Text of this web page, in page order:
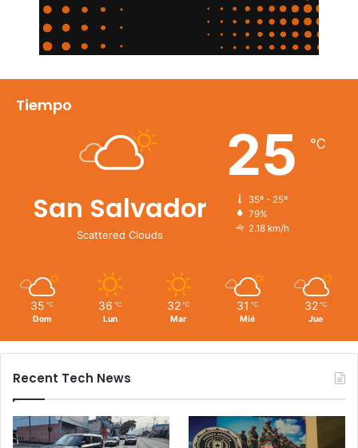
Tiempo
San Salvador
Scattered Clouds
25 ℃
35º - 25º
79%
2.18 km/h
35 ℃
Dom
36 ℃
Lun
32 ℃
Mar
31 ℃
Mié
32 ℃
Jue
Recent Tech News